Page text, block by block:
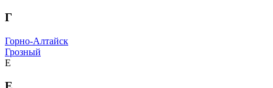
Г
Горно-Алтайск
Грозный
Е